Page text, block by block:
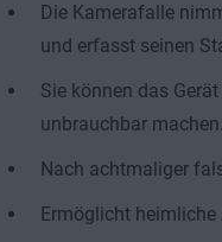
Die Kamerafalle
und erfasst seinen
Sie können das
unbrauchbar machen.
Nach achtmaliger
Ermöglicht heimliche